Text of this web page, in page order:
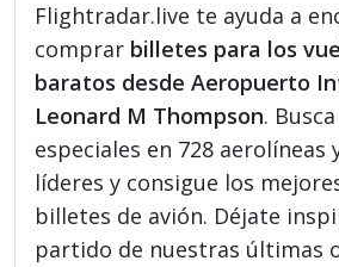
Flightradar.live te ayuda a
comprar billetes para los
baratos desde Aeropuerto
Leonard M Thompson.
especiales en 728 aerolíneas
líderes y consigue los
billetes de avión. Déjate
partido de nuestras últimas